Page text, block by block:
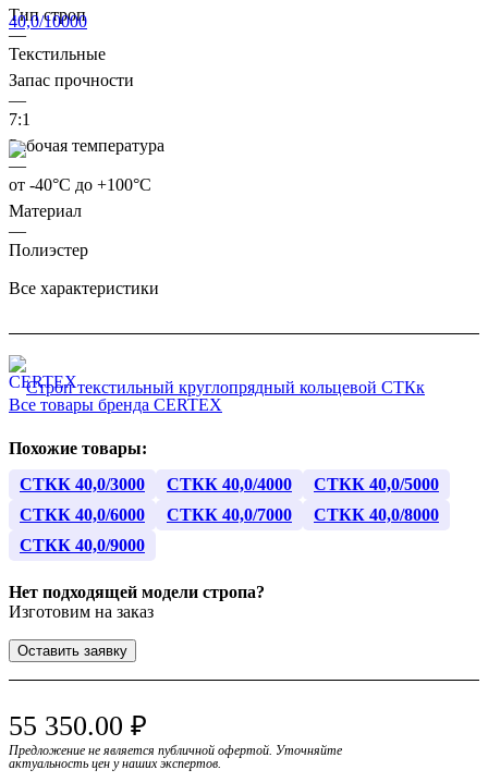
Тип строп
—
Текстильные
Запас прочности
—
7:1
Рабочая температура
—
от -40°C до +100°C
Материал
—
Полиэстер
Все характеристики
Все товары бренда CERTEX
Похожие товары:
СТКК 40,0/3000
СТКК 40,0/4000
СТКК 40,0/5000
СТКК 40,0/6000
СТКК 40,0/7000
СТКК 40,0/8000
СТКК 40,0/9000
Нет подходящей модели стропа?
Изготовим на заказ
Оставить заявку
55 350.00 ₽
Предложение не является публичной офертой. Уточняйте
актуальность цен у наших экспертов.